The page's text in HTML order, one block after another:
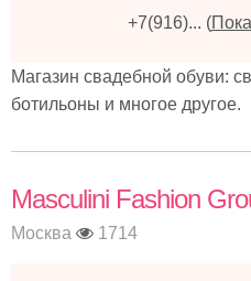
+7(916)... (
Магазин свадебной обуви:
ботильоны и многое другое.
Masculini Fashion
Москва 1714